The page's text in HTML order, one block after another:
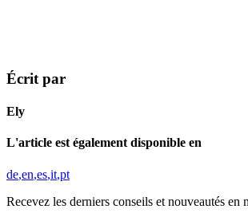
Écrit par
Ely
L'article est également disponible en
de en es it pt
Recevez les derniers conseils et nouveautés